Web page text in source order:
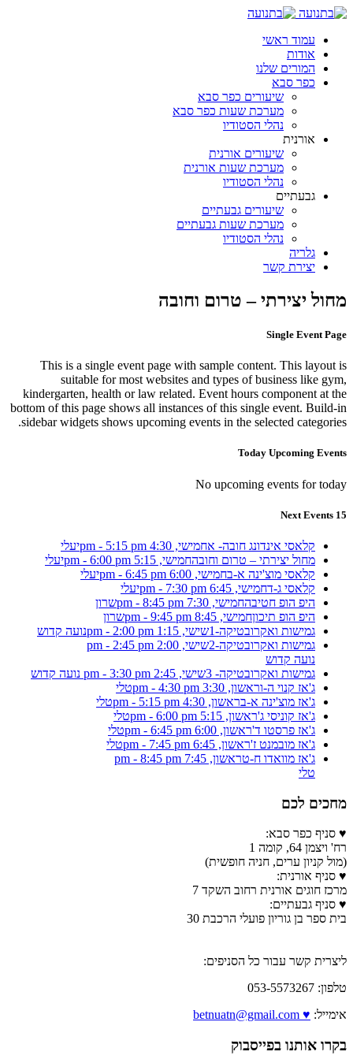
עמוד ראשי
אודות
המורים שלנו
כפר סבא
שיעורים כפר סבא
מערכת שעות כפר סבא
נהלי הסטודיו
אורנית
שיעורים אורנית
מערכת שעות אורנית
נהלי הסטודיו
גבעתיים
שיעורים גבעתיים
מערכת שעות גבעתיים
נהלי הסטודיו
גלריה
יצירת קשר
מחול יצירתי – טרום וחובה
Single Event Page
This is a single event page with sample content. This layout is
suitable for most websites and types of business like gym,
kindergarten, health or law related. Event hours component at the
bottom of this page shows all instances of this single event. Build-in
sidebar widgets shows upcoming events in the selected categories.
Today Upcoming Events
No upcoming events for today
15 Next Events
קלאסי אינדונג חובה- אחמישי, 4:30 pm - 5:15 pm
יעלי
מחול יצירתי – טרום וחובהחמישי, 5:15 pm - 6:00 pm
יעלי
קלאסי מוצ'ינה א-בחמישי, 6:00 pm - 6:45 pm
יעלי
קלאסי ג-דחמישי, 6:45 pm - 7:30 pm
יעלי
היפ הופ חטיבהחמישי, 7:30 pm - 8:45 pm
שרון
היפ הופ תיכוןחמישי, 8:45 pm - 9:45 pm
שרון
גמישות ואקרובטיקה-1 שישי, 1:15 pm - 2:00 pm
נועה קדוש
גמישות ואקרובטיקה-2 שישי, 2:00 pm - 2:45 pm
נועה קדוש
גמישות ואקרובטיקה- 3
שישי, 2:45 pm - 3:30 pm
נועה קדוש
ג'אז קנוי ה-וראשון, 3:30 pm - 4:30 pm
טלי
ג'אז מוצ'ינה א-בראשון, 4:30 pm - 5:15 pm
טלי
ג'אז קוניסי ג'ראשון, 5:15 pm - 6:00 pm
טלי
ג'אז פרסטו ד'ראשון, 6:00 pm - 6:45 pm
טלי
ג'אז מובמנט ז'ראשון, 6:45 pm - 7:45 pm
טלי
ג'אז מוואדו ח-טראשון, 7:45 pm - 8:45 pm
טלי
מחכים לכם
♥ סניף כפר סבא:
רח' ויצמן 64, קומה 1
(מול קניון ערים, חניה חופשית)
♥ סניף אורנית:
מרכז חוגים אורנית רחוב השקד 7
♥ סניף גבעתיים:
בית ספר בן גוריון פועלי הרכבת 30
ליצרית קשר עבור כל הסניפים:
טלפון: 053-5573267
אימייל: ♥ betnuatn@gmail.com
בקרו אותנו בפייסבוק